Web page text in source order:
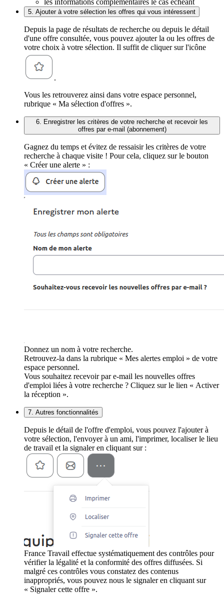
les informations complémentaires le cas échéant
5. Ajouter à votre sélection les offres qui vous intéressent
Depuis la page de résultats de recherche ou depuis le détail
d'une offre consultée, vous pouvez ajouter la ou les offres de
votre choix à votre sélection. Il suffit de cliquer sur l'icône
.
Vous les retrouverez ainsi dans votre espace personnel,
rubrique « Ma sélection d'offres ».
6. Enregistrer les critères de votre recherche et recevoir les
offres par e-mail (abonnement)
Gagnez du temps et évitez de ressaisir les critères de votre
recherche à chaque visite ! Pour cela, cliquez sur le bouton
« Créer une alerte » :
Donnez un nom à votre recherche.
Retrouvez-la dans la rubrique « Mes alertes emploi » de votre
espace personnel.
Vous souhaitez recevoir par e-mail les nouvelles offres
d'emploi liées à votre recherche ? Cliquez sur le lien « Activer
la réception ».
7. Autres fonctionnalités
Depuis le détail de l'offre d'emploi, vous pouvez l'ajouter à
votre sélection, l'envoyer à un ami, l'imprimer, localiser le lieu
de travail et la signaler en cliquant sur :
France Travail effectue systématiquement des contrôles pour
vérifier la légalité et la conformité des offres diffusées. Si
malgré ces contrôles vous constatez des contenus
inappropriés, vous pouvez nous le signaler en cliquant sur
« Signaler cette offre ».